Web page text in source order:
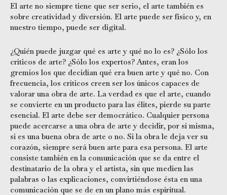
El arte no siempre tiene que ser serio, el arte también es
sobre creatividad y diversión. El arte puede ser físico y, en
nuestro tiempo, puede ser digital.
¿Quién puede juzgar qué es arte y qué no lo es? ¿Sólo los
críticos de arte? ¿Sólo los expertos? Antes, eran los
gremios los que decidían qué era buen arte y qué no. Con
frecuencia, los críticos creen ser los únicos capaces de
valorar una obra de arte. La verdad es que el arte, cuando
se convierte en un producto para las élites, pierde su parte
esencial. El arte debe ser democrático. Cualquier persona
puede acercarse a una obra de arte y decidir, por sí misma,
si es una buena obra de arte o no. Si la obra le deja ver su
corazón, siempre será buen arte para esa persona. El arte
consiste también en la comunicación que se da entre el
destinatario de la obra y el artista, sin que medien las
palabras o las explicaciones, convirtiéndose ésta en una
comunicación que se de en un plano más espiritual.